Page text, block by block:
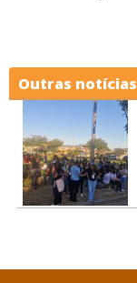
Outras notícias